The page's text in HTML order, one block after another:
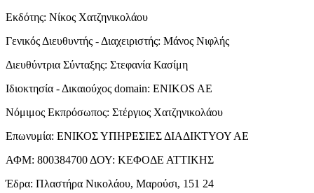
Εκδότης: Νίκος Χατζηνικολάου
Γενικός Διευθυντής - Διαχειριστής: Μάνος Νιφλής
Διευθύντρια Σύνταξης: Στεφανία Κασίμη
Ιδιοκτησία - Δικαιούχος domain: ENIKOS AE
Νόμιμος Εκπρόσωπος: Στέργιος Χατζηνικολάου
Επωνυμία: ΕΝΙΚΟΣ ΥΠΗΡΕΣΙΕΣ ΔΙΑΔΙΚΤΥΟΥ ΑΕ
ΑΦΜ: 800384700 ΔΟΥ: ΚΕΦΟΔΕ ΑΤΤΙΚΗΣ
Έδρα: Πλαστήρα Νικολάου, Μαρούσι, 151 24